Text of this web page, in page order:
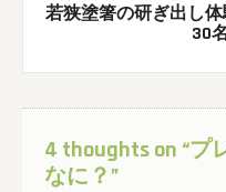
若狭塗箸の研ぎ出し
30
4 thoughts on “プ
なに？”